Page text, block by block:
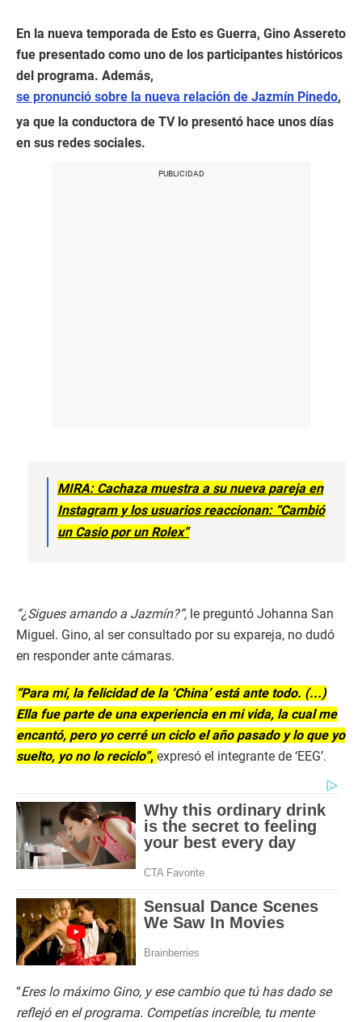
En la nueva temporada de Esto es Guerra, Gino Assereto
fue presentado como uno de los participantes históricos
del programa. Además,
se pronunció sobre la nueva relación de Jazmín Pinedo,
ya que la conductora de TV lo presentó hace unos días
en sus redes sociales.
MIRA: Cachaza muestra a su nueva pareja en
Instagram y los usuarios reaccionan: “Cambió
un Casio por un Rolex”
“¿Sigues amando a Jazmín?”, le preguntó Johanna San
Miguel. Gino, al ser consultado por su expareja, no dudó
en responder ante cámaras.
“Para mí, la felicidad de la ‘China’ está ante todo. (...)
Ella fue parte de una experiencia en mi vida, la cual me
encantó, pero yo cerré un ciclo el año pasado y lo que yo
suelto, yo no lo reciclo”, expresó el integrante de ‘EEG’.
“Eres lo máximo Gino, y ese cambio que tú has dado se
reflejó en el programa. Competías increíble, tu mente